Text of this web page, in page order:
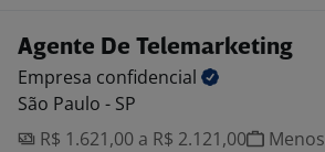
Agente De Telemarketing
Empresa confidencial
São Paulo - SP
R$ 1.621,00 a R$ 2.121,00